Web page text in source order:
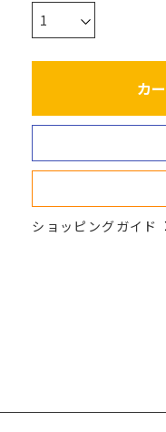
カ
ショッピングガイド